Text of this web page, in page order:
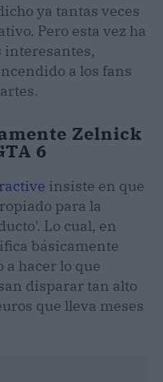
ya tantas veces
Pero esta vez ha
interesantes,
a los fans
Zelnick
6
insiste en que
para la
Lo cual, en
básicamente
a hacer lo que
disparar tan alto
que lleva meses